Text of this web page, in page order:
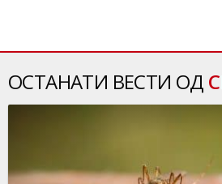
ОСТАНАТИ ВЕСТИ ОД